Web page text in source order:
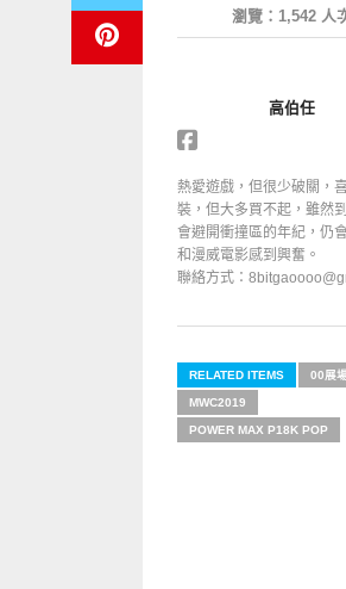
瀏覽：1,542 人
高伯任
熱愛遊戲，但很少破關，
裝，但大多買不起，雖然
會避開衝撞區的年紀，仍
和漫威電影感到興奮。
聯絡方式：
RELATED ITEMS 00展
MWC2019
POWER MAX P18K POP